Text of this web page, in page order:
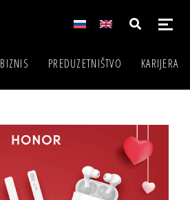
BIZNIS PREDUZETNIŠTVO KARIJERA